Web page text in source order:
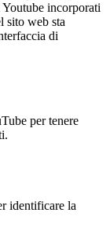
incorporati
sito web sta
di
per tenere
identificare la